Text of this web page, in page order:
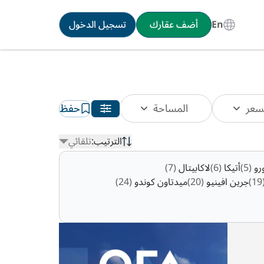
En أضف عقارك تسجيل الدخول
المساحة حفظ
الترتيب:تلقائي
(5) أتيكا(6) لاكابيتال(7)
جرين افينيو(20) ميدتاون كوندو(24)